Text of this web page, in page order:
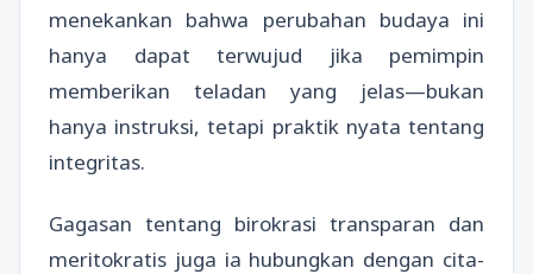
menekankan bahwa perubahan budaya ini
hanya dapat terwujud jika pemimpin
memberikan teladan yang jelas—bukan
hanya instruksi, tetapi praktik nyata tentang
integritas.
Gagasan tentang birokrasi transparan dan
meritokratis juga ia hubungkan dengan cita-